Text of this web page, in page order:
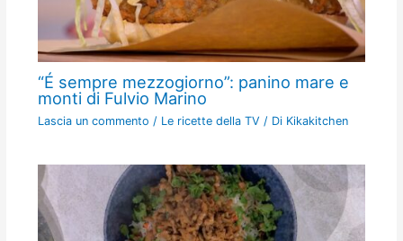
“É sempre mezzogiorno”: panino mare e
monti di Fulvio Marino
Lascia un commento / Le ricette della TV / Di Kikakitchen